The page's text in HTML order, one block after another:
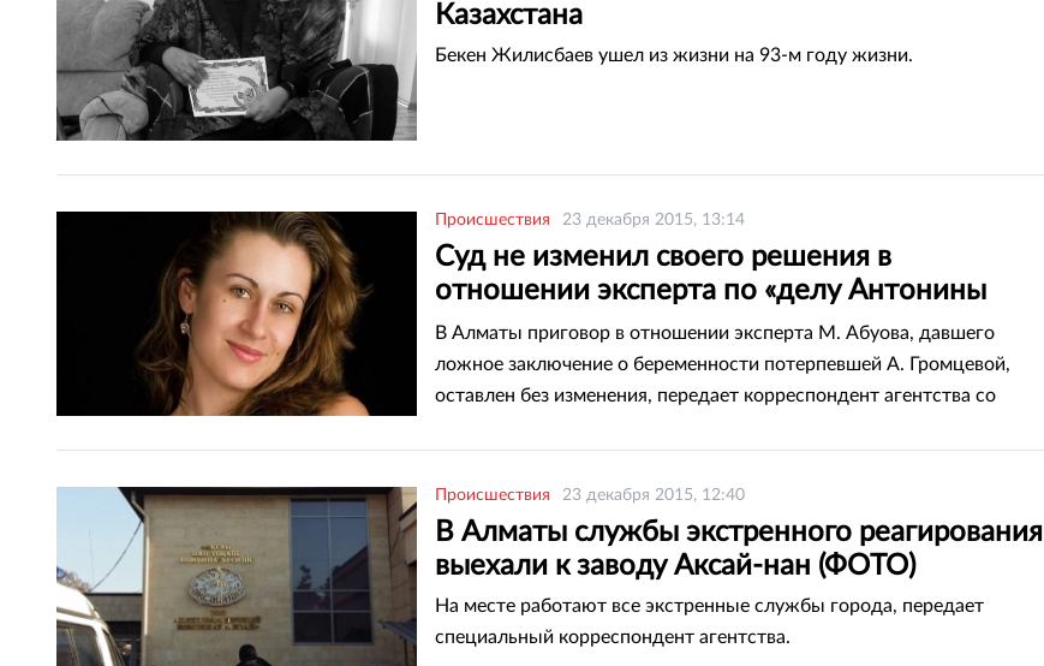
Казахстана
Бекен Жилисбаев ушел из жизни на 93-м году жизни.
Происшествия 23 декабря 2015, 13:14
Суд не изменил своего решения в
отношении эксперта по «делу Антонины
Громцевой»
В Алматы приговор в отношении эксперта М. Абуова, давшего
ложное заключение о беременности потерпевшей А. Громцевой,
оставлен без изменения, передает корреспондент агентства со
Происшествия 23 декабря 2015, 12:40
В Алматы службы экстренного реагирования
выехали к заводу Аксай-нан (ФОТО)
На месте работают все экстренные службы города, передает
специальный корреспондент агентства.